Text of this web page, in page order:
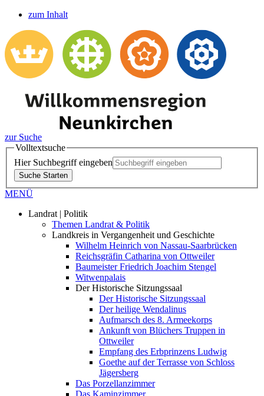
zum Inhalt
zur Suche
Volltextsuche
Hier Suchbegriff eingeben
Suche Starten
MENÜ
Landrat | Politik
Themen Landrat & Politik
Landkreis in Vergangenheit und Geschichte
Wilhelm Heinrich von Nassau-Saarbrücken
Reichsgräfin Catharina von Ottweiler
Baumeister Friedrich Joachim Stengel
Witwenpalais
Der Historische Sitzungssaal
Der Historische Sitzungssaal
Der heilige Wendalinus
Aufmarsch des 8. Armeekorps
Ankunft von Blüchers Truppen in
Ottweiler
Empfang des Erbprinzens Ludwig
Goethe auf der Terrasse von Schloss
Jägersberg
Das Porzellanzimmer
Das Kaminzimmer